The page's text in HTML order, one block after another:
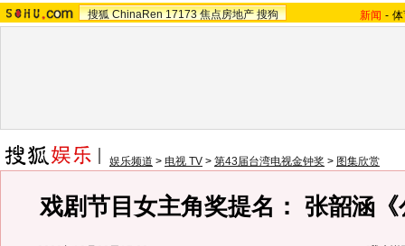
搜狐 ChinaRen 17173 焦点房地产 搜狗 新闻 -
娱乐频道 > 电视 TV > 第43届台湾电视金钟奖 > 图集欣赏
戏剧节目女主角奖提名： 张韶涵